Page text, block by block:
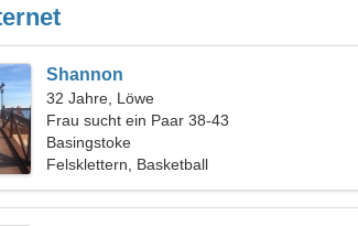
Shannon
32 Jahre, Löwe
Frau sucht ein Paar 38-43
Basingstoke
Felsklettern, Basketball